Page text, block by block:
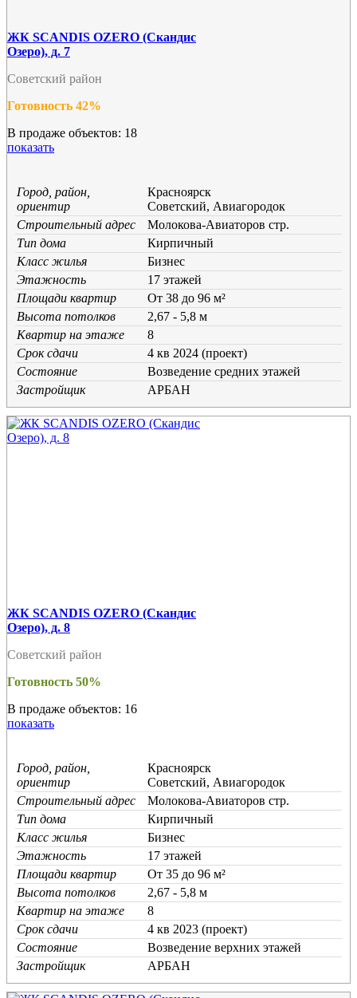
ЖК SCANDIS OZERO (Скандис
Озеро), д. 7
Советский район
Готовность 42%
В продаже объектов: 18
показать
Город, район,
ориентир
Красноярск
Советский, Авиагородок
Строительный адрес
Молокова-Авиаторов стр.
Тип дома
Кирпичный
Класс жилья
Бизнес
Этажность
17 этажей
Площади квартир
От 38 до 96 м²
Высота потолков
2,67 - 5,8 м
Квартир на этаже
8
Срок сдачи
4 кв 2024 (проект)
Состояние
Возведение средних этажей
Застройщик
АРБАН
ЖК SCANDIS OZERO (Скандис
Озеро), д. 8
Советский район
Готовность 50%
В продаже объектов: 16
показать
Город, район,
ориентир
Красноярск
Советский, Авиагородок
Строительный адрес
Молокова-Авиаторов стр.
Тип дома
Кирпичный
Класс жилья
Бизнес
Этажность
17 этажей
Площади квартир
От 35 до 96 м²
Высота потолков
2,67 - 5,8 м
Квартир на этаже
8
Срок сдачи
4 кв 2023 (проект)
Состояние
Возведение верхних этажей
Застройщик
АРБАН